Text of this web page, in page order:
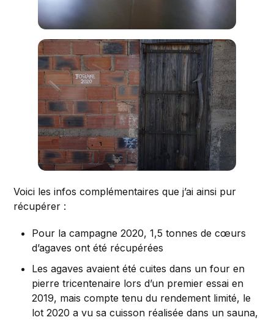
Voici les infos complémentaires que j’ai ainsi pur
récupérer :
Pour la campagne 2020, 1,5 tonnes de cœurs
d’agaves ont été récupérées
Les agaves avaient été cuites dans un four en
pierre tricentenaire lors d’un premier essai en
2019, mais compte tenu du rendement limité, le
lot 2020 a vu sa cuisson réalisée dans un sauna,